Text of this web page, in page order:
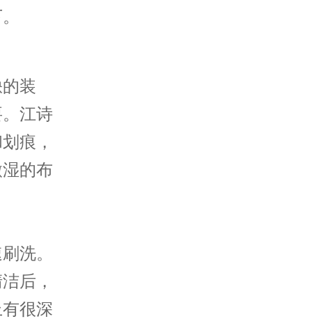
装
江诗
痕，
的布
洗。
后，
很深